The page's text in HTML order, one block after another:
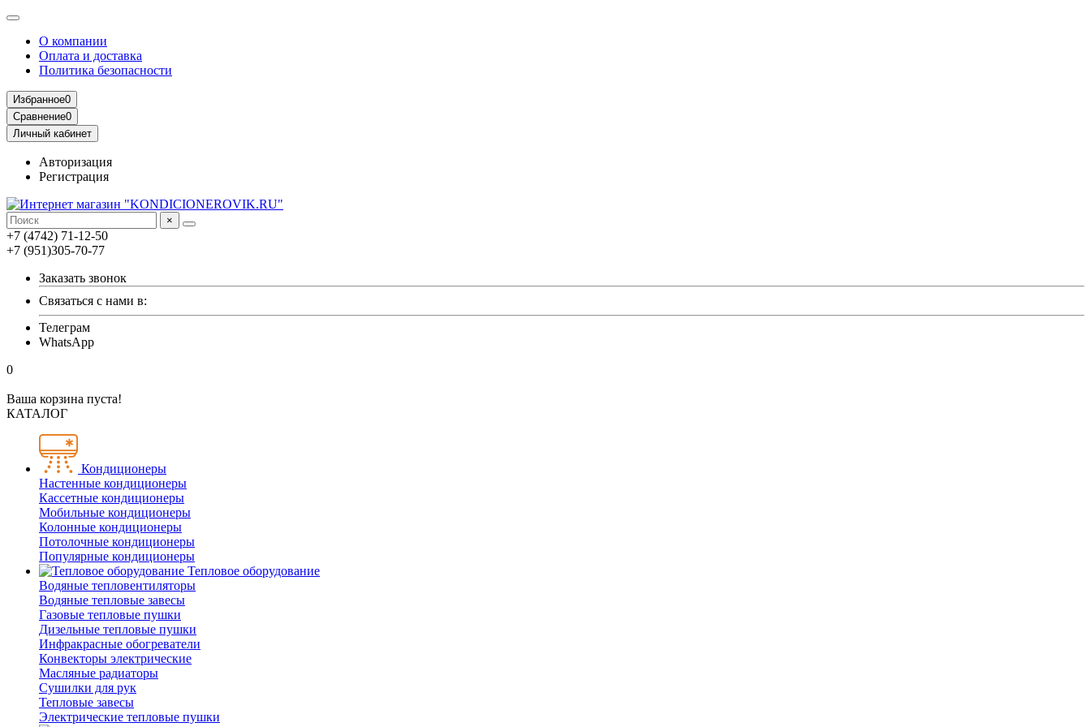
О компании
Оплата и доставка
Политика безопасности
Избранное0
Сравнение0
Личный кабинет
Авторизация
Регистрация
×
+7 (4742) 71-12-50
+7 (951)305-70-77
Заказать звонок
Связаться с нами в:
Телеграм
WhatsApp
0
Ваша корзина пуста!
КАТАЛОГ
Кондиционеры
Настенные кондиционеры
Кассетные кондиционеры
Мобильные кондиционеры
Колонные кондиционеры
Потолочные кондиционеры
Популярные кондиционеры
Тепловое оборудование
Водяные тепловентиляторы
Водяные тепловые завесы
Газовые тепловые пушки
Дизельные тепловые пушки
Инфракрасные обогреватели
Конвекторы электрические
Масляные радиаторы
Сушилки для рук
Тепловые завесы
Электрические тепловые пушки